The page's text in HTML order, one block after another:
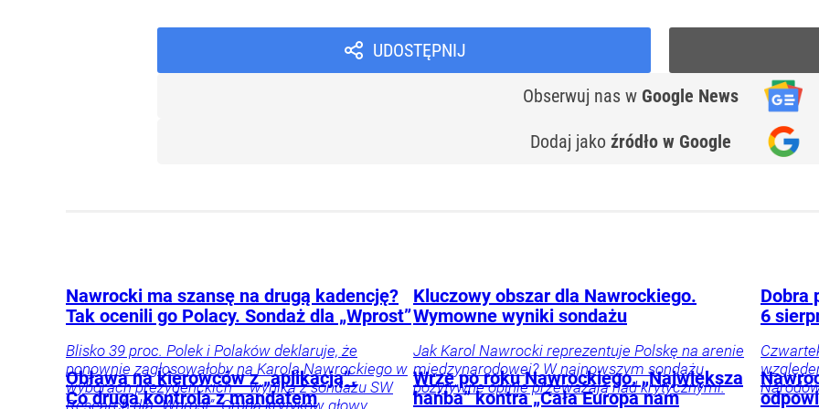
UDOSTĘPNIJ
Obserwuj nas w Google News
Dodaj jako źródło w Google
Nawrocki ma szansę na drugą kadencję?
Tak ocenili go Polacy. Sondaż dla „Wprost”
Blisko 39 proc. Polek i Polaków deklaruje, że
ponownie zagłosowałoby na Karola Nawrockiego w
wyborach prezydenckich – wynika z sondażu SW
Research dla „Wprost”. Grupa krytyków głowy
Kluczowy obszar dla Nawrockiego.
Wymowne wyniki sondażu
Jak Karol Nawrocki reprezentuje Polskę na arenie
międzynarodowej? W najnowszym sondażu
pozytywne opinie przeważają nad krytycznymi.
Dobra
6
Obława na kierowców z „aplikacją”.
Co druga kontrola z mandatem
Wrze po roku Nawrockiego. „Największa
hańba” kontra „Cała Europa nam